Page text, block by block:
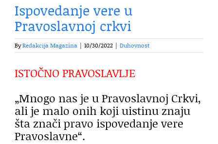
Ispovedanje vere u
Pravoslavnoj crkvi
ByRedakcija Magazina 10/30/2022 Duhovnost
ISTOČNO PRAVOSLAVLJE
„Mnogo nas je u Pravoslavnoj Crkvi,
ali je malo onih koji uistinu znaju
šta znači pravo ispovedanje vere
Pravoslavne“.